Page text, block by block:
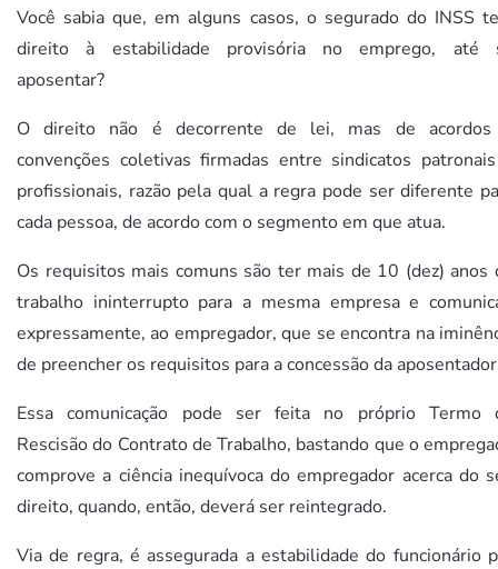
Você sabia que, em alguns casos, o segurado do INSS
direito à estabilidade provisória no emprego, até
aposentar?
O direito não é decorrente de lei, mas de
convenções coletivas firmadas entre sindicatos
profissionais, razão pela qual a regra pode ser diferente
cada pessoa, de acordo com o segmento em que atua.
Os requisitos mais comuns são ter mais de 10 (dez) anos
trabalho ininterrupto para a mesma empresa e
expressamente, ao empregador, que se encontra na
de preencher os requisitos para a concessão da
Essa comunicação pode ser feita no próprio Termo
Rescisão do Contrato de Trabalho, bastando que o
comprove a ciência inequívoca do empregador acerca do
direito, quando, então, deverá ser reintegrado.
Via de regra, é assegurada a estabilidade do funcionário